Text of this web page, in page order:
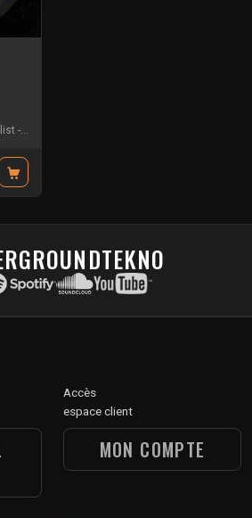
-
Accès
espace client
MON COMPTE